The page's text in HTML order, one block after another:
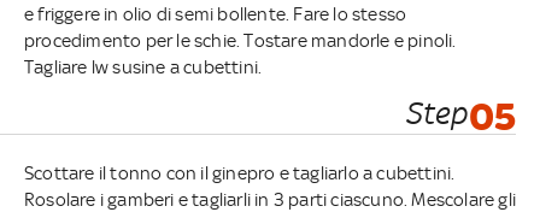
e friggere in olio di semi bollente. Fare lo stesso
procedimento per le schie. Tostare mandorle e pinoli.
Tagliare lw susine a cubettini.
Step05
Scottare il tonno con il ginepro e tagliarlo a cubettini.
Rosolare i gamberi e tagliarli in 3 parti ciascuno. Mescolare gli